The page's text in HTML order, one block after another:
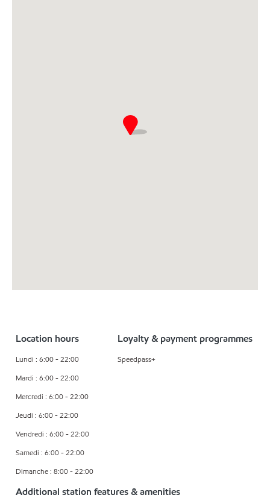
Location hours
Lundi : 6:00 - 22:00
Mardi : 6:00 - 22:00
Mercredi : 6:00 - 22:00
Jeudi : 6:00 - 22:00
Vendredi : 6:00 - 22:00
Samedi : 6:00 - 22:00
Dimanche : 8:00 - 22:00
Loyalty & payment programmes
Speedpass+
Additional station features & amenities